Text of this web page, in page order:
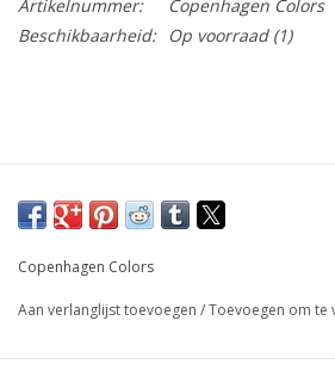
Artikelnummer:
Copenhagen Colors
Beschikbaarheid:
Op voorraad(1)
Copenhagen Colors
Aan verlanglijst toevoegen /Toevoegen om te